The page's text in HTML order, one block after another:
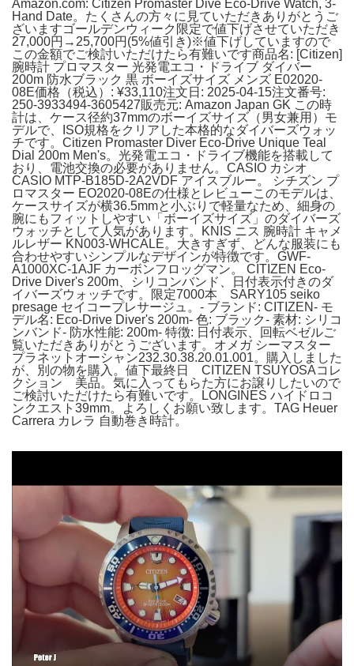
Amazon.com: Citizen Promaster Dive Eco-Drive Watch, 3-
Hand Date。たくさんの方々に見ていただきありがとうご
ざいますゴールデンウィーク限定で値下げさせていただき
27,000円→25,700円(5%値引き)※値下げしていますので
この金額でご検討いただけたら有難いです商品名: [Citizen]
腕時計 プロマスター 光発電エコ・ドライブ ダイバー
200m 防水ブラック 黒 ボーイズサイズ メンズ E02020-
08E価格（税込）: ¥33,110注文日: 2025-04-15注文番号:
250-3933494-3605427販売元: Amazon Japan GK この時
計は、ケース径約37mmのボーイズサイズ（男女兼用）モ
デルで、ISO規格をクリアした本格的なダイバーズウォッ
チです。Citizen Promaster Diver Eco-Drive Unique Teal
Dial 200m Men's。光発電エコ・ドライブ機能を搭載して
おり、電池交換の必要がありません。CASIO カシオ
CASIO MTP-B185D-2A2VDF アイスブルー。 シチズン プ
ロマスター EO2020-08Eの仕様とレビューこのモデルは、
ケースサイズが横36.5mmと小ぶりで軽量なため、細身の
腕にもフィットしやすい「ボーイズサイズ」のダイバーズ
ウォッチとして人気があります。KNIS ニス 腕時計 キャメ
ルレザー KN003-WHCALE。大きすぎず、どんな服装にも
合わせやすいシンプルなデザインが特徴です。GWF-
A1000XC-1AJF カーボンフロッグマン。 CITIZEN Eco-
Drive Diver's 200m、シリコンバンド、日付表示付きのダ
イバーズウォッチです。限定7000本 SARY105 seiko
presage セイコープレサージュ。- ブランド: CITIZEN- モ
デル名: Eco-Drive Diver's 200m- 色: ブラック- 素材: シリコ
ンバンド- 防水性能: 200m- 特徴: 日付表示、回転ベゼルご
覧いただきありがとうございます。オメガ シーマスター
プラネットオーシャン232.30.38.20.01.001。購入しました
が、別の物を購入。値下最終日 CITIZEN TSUYOSAコレ
クション 美品。気に入ってもらた方にお譲りしたいので
ご検討いただけたら有難いです。LONGINES ハイドロコ
ンクエスト39mm。よろしくお願い致します。TAG Heuer
Carrera カレラ 自動巻き時計。